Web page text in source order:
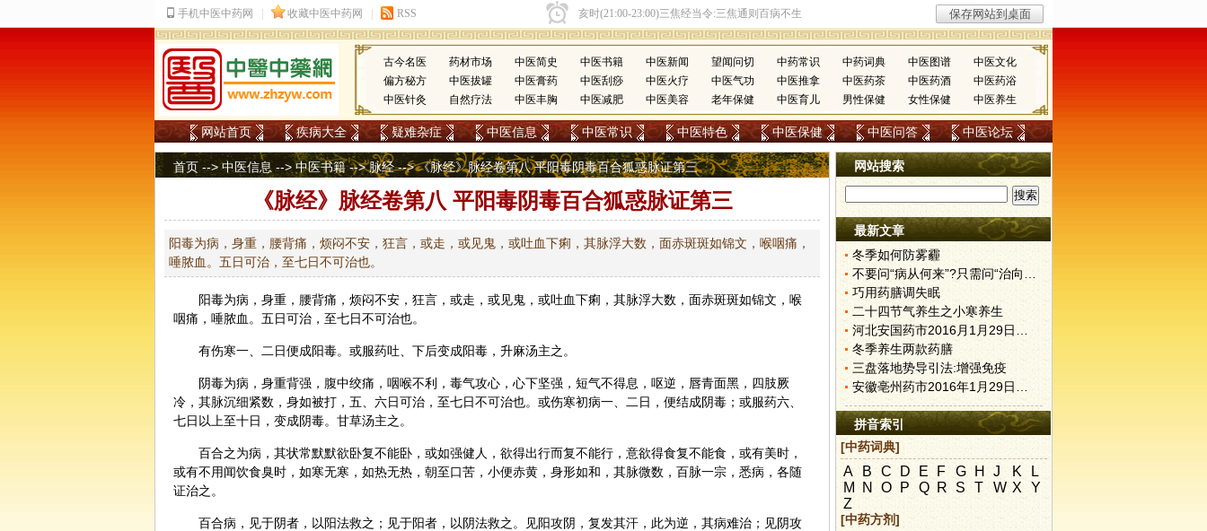
古今名医 药材市场 中医简史 中医书籍 中医新闻 望闻问切 中药常识 中药词典 中医图谱
中医文化
偏方秘方
中医拔罐 中医膏药 中医刮痧 中医火疗 中医气功 中医推拿 中医药茶 中医药酒
中医药浴
中医针灸
自然疗法 中医丰胸 中医减肥 中医美容 老年保健 中医育儿 男性保健 女性保健 中医养生
网站首页 疾病大全 疑难杂症 中医信息 中医常识 中医特色 中医保健 中医问答 中医论坛
首页 -->中医信息 -->中医书籍-->脉经--> 《脉经》脉经卷第八 平阳毒阴毒百合狐惑脉证第三
《脉经》脉经卷第八 平阳毒阴毒百合狐惑脉证第三
阳毒为病，身重，腰背痛，烦闷不安，狂言，或走，或见鬼，或吐血下痢，其脉浮大数，面赤斑斑如锦文，喉咽痛，
唾脓血。五日可治，至七日不可治也。
阳毒为病，身重，腰背痛，烦闷不安，狂言，或走，或见鬼，或吐血下痢，其脉浮大数，面赤斑斑如锦文，喉
咽痛，唾脓血。五日可治，至七日不可治也。
有伤寒一、二日便成阳毒。或服药吐、下后变成阳毒，升麻汤主之。
阴毒为病，身重背强，腹中绞痛，咽喉不利，毒气攻心，心下坚强，短气不得息，呕逆，唇青面黑，四肢厥
冷，其脉沉细紧数，身如被打，五、六日可治，至七日不可治也。或伤寒初病一、二日，便结成阴毒；或服药六、
七日以上至十日，变成阴毒。 甘草汤主之。
百合之为病，其状常默默欲卧复不能卧，或如强健人，欲得出行而复不能行，意欲得食复不能食，或有美时，
或有不用闻饮食臭时，如寒无寒，如热无热，朝至口苦，小便赤黄，身形如和，其脉微数，百脉一宗，悉病，各随
证治之。
百合病，见于阴者，以阳法救之；见于阳者，以阴法救之。见阳攻阴，复发其汗，此为逆，其病难治；见阴攻
网站搜索
最新文章
冬季如何防雾霾
不要问“病从何来”?只需问“治向何去”?
巧用药膳调失眠
二十四节气养生之小寒养生
河北安国药市2016月1月29日快讯
冬季养生两款药膳
三盘落地势导引法:增强免疫
安徽亳州药市2016年1月29日快讯
拼音索引
[中药词典]
A B C D E F G H J K
L
M N O P Q R S T W X
Y
Z
[中药方剂]